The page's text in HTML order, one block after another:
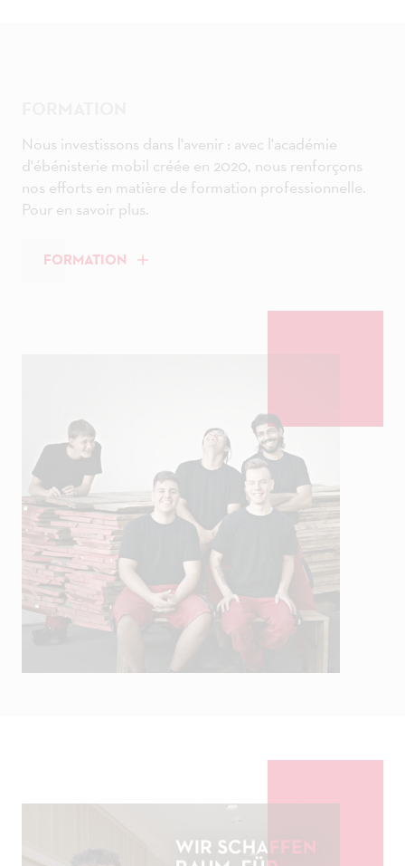
Nous investissons dans l'avenir : avec l'académie
d'ébénisterie mobil créée en 2020, nous renforçons
nos efforts en matière de formation professionnelle.
Pour en savoir plus.
FORMATION